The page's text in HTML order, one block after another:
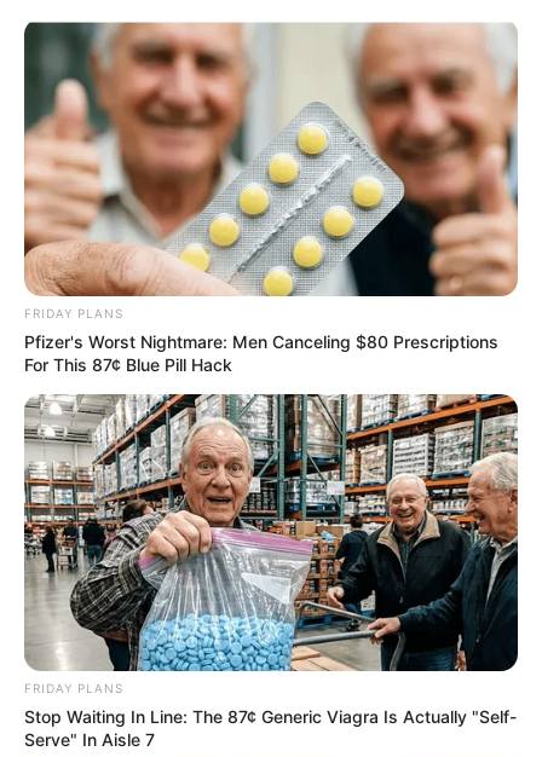
FRIDAY PLANS
Pfizer's Worst Nightmare: Men Canceling $80 Prescriptions
For This 87¢ Blue Pill Hack
FRIDAY PLANS
Stop Waiting In Line: The 87¢ Generic Viagra Is Actually "Self-
Serve" In Aisle 7